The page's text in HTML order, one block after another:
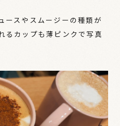
ースやスムージーの種類が
るカップも薄ピンクで写真